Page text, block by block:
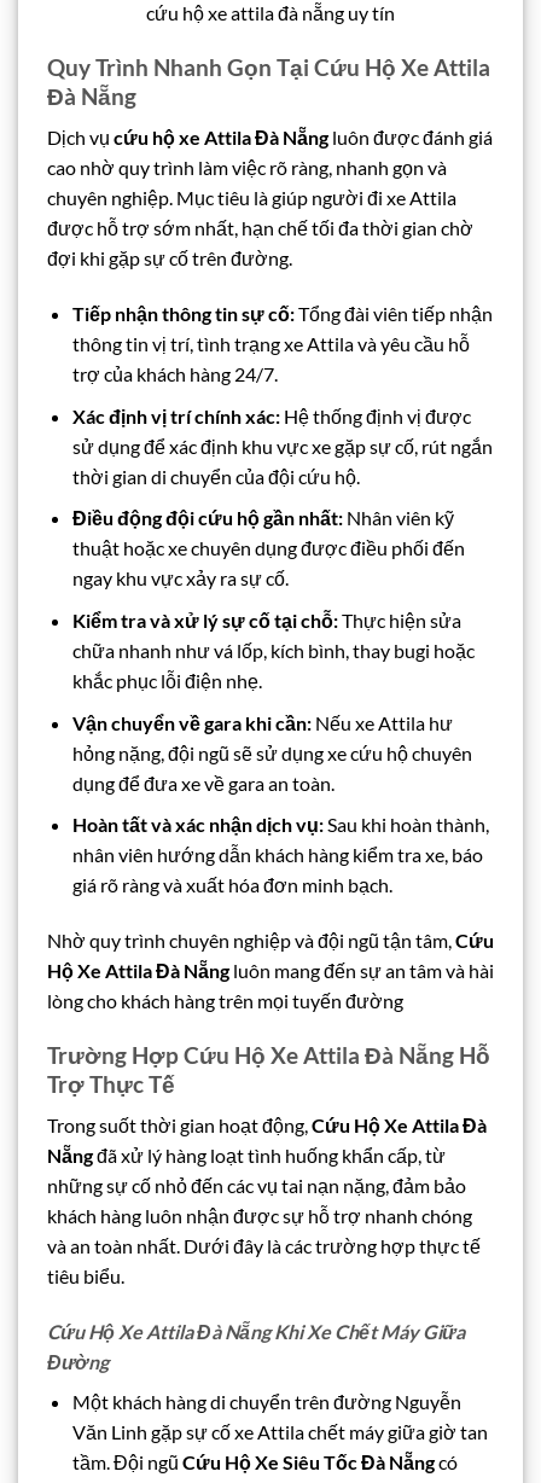
cứu hộ xe attila đà nẵng uy tín
Quy Trình Nhanh Gọn Tại Cứu Hộ Xe Attila
Đà Nẵng
Dịch vụ cứu hộ xe Attila Đà Nẵngluôn được đánh giá
cao nhờ quy trình làm việc rõ ràng, nhanh gọn và
chuyên nghiệp. Mục tiêu là giúp người đi xe Attila
được hỗ trợ sớm nhất, hạn chế tối đa thời gian chờ
đợi khi gặp sự cố trên đường.
Tiếp nhận thông tin sự cố:Tổng đài viên tiếp nhận
thông tin vị trí, tình trạng xe Attila và yêu cầu hỗ
trợ của khách hàng 24/7.
Xác định vị trí chính xác:Hệ thống định vị được
sử dụng để xác định khu vực xe gặp sự cố, rút ngắn
thời gian di chuyển của đội cứu hộ.
Điều động đội cứu hộ gần nhất:Nhân viên kỹ
thuật hoặc xe chuyên dụng được điều phối đến
ngay khu vực xảy ra sự cố.
Kiểm tra và xử lý sự cố tại chỗ:Thực hiện sửa
chữa nhanh như vá lốp, kích bình, thay bugi hoặc
khắc phục lỗi điện nhẹ.
Vận chuyển về gara khi cần:Nếu xe Attila hư
hỏng nặng, đội ngũ sẽ sử dụng xe cứu hộ chuyên
dụng để đưa xe về gara an toàn.
Hoàn tất và xác nhận dịch vụ:Sau khi hoàn thành,
nhân viên hướng dẫn khách hàng kiểm tra xe, báo
giá rõ ràng và xuất hóa đơn minh bạch.
Nhờ quy trình chuyên nghiệp và đội ngũ tận tâm,Cứu
Hộ Xe Attila Đà Nẵngluôn mang đến sự an tâm và hài
lòng cho khách hàng trên mọi tuyến đường
Trường Hợp Cứu Hộ Xe Attila Đà Nẵng Hỗ
Trợ Thực Tế
Trong suốt thời gian hoạt động,Cứu Hộ Xe Attila Đà
Nẵngđã xử lý hàng loạt tình huống khẩn cấp, từ
những sự cố nhỏ đến các vụ tai nạn nặng, đảm bảo
khách hàng luôn nhận được sự hỗ trợ nhanh chóng
và an toàn nhất. Dưới đây là các trường hợp thực tế
tiêu biểu.
Cứu Hộ Xe Attila Đà Nẵng Khi Xe Chết Máy Giữa
Đường
Một khách hàng di chuyển trên đường Nguyễn
Văn Linh gặp sự cố xe Attila chết máy giữa giờ tan
tầm. Đội ngũ Cứu Hộ Xe Siêu Tốc Đà Nẵngcó